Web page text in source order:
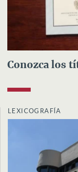
Conozca los
LEXICOGRAFÍA